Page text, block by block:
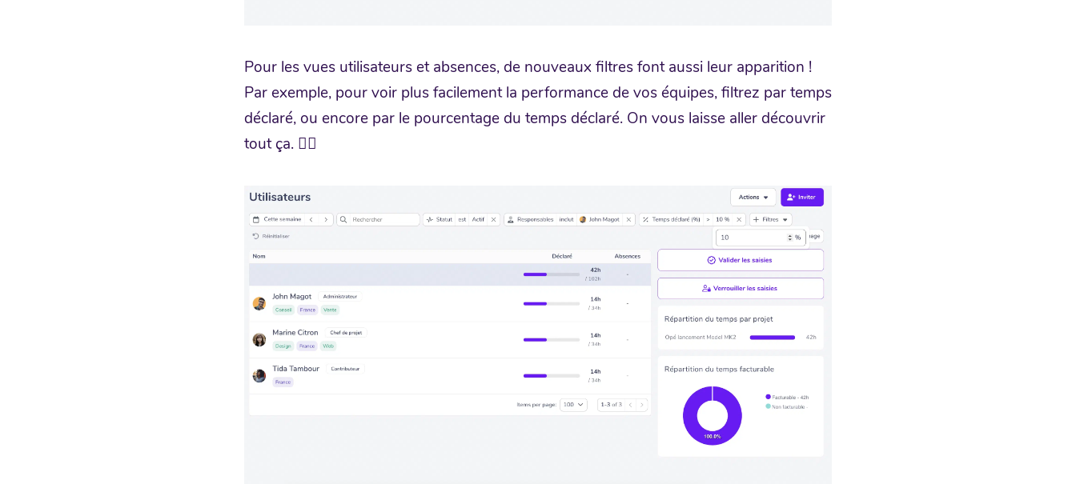
Pour les vues utilisateurs et absences, de nouveaux filtres font aussi leur apparition !
Par exemple, pour voir plus facilement la performance de vos équipes, filtrez par temps
déclaré, ou encore par le pourcentage du temps déclaré. On vous laisse aller découvrir
tout ça. 🕵️‍♂️